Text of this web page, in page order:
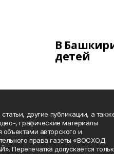
В
детей
другие публикации, а
, графические материалы
объектами авторского и
права газеты «ВОСХОД
Перепечатка допускается